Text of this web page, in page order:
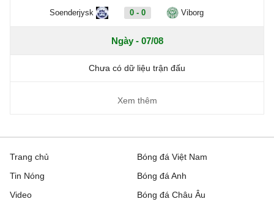
Soenderjysk 0 - 0 Viborg
Ngày - 07/08
Chưa có dữ liệu trận đấu
Xem thêm
Trang chủ
Tin Nóng
Video
Bóng đá Việt Nam
Bóng đá Anh
Bóng đá Châu Âu